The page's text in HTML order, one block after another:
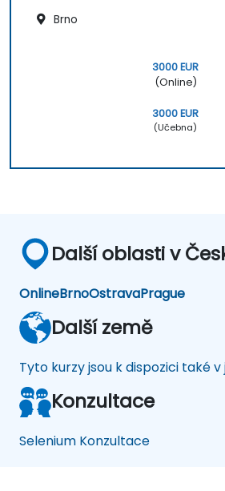
Brno
3000 EUR
(Online)
3000 EUR
(Učebna)
Další oblasti v
OnlineBrnoOstravaPrague
Další země
Tyto kurzy jsou k dispozici také
Konzultace
Selenium Konzultace